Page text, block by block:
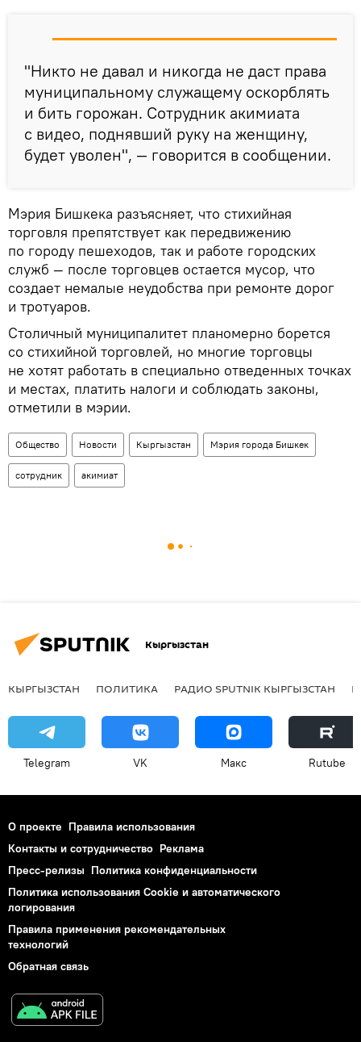
"Никто не давал и никогда не даст права
муниципальному служащему оскорблять
и бить горожан. Сотрудник акимиата
с видео, поднявший руку на женщину,
будет уволен", — говорится в сообщении.
Мэрия Бишкека разъясняет, что стихийная
торговля препятствует как передвижению
по городу пешеходов, так и работе городских
служб — после торговцев остается мусор, что
создает немалые неудобства при ремонте дорог
и тротуаров.
Столичный муниципалитет планомерно борется
со стихийной торговлей, но многие торговцы
не хотят работать в специально отведенных точках
и местах, платить налоги и соблюдать законы,
отметили в мэрии.
Общество Новости Кыргызстан Мэрия города Бишкек
сотрудник акимиат
Кыргызстан
КЫРГЫЗСТАН ПОЛИТИКА РАДИО SPUTNIK КЫРГЫЗСТАН
Telegram VK Макс Rutube
О проекте Правила использования
Контакты и сотрудничество Реклама
Пресс-релизы Политика конфиденциальности
Политика использования Cookie и автоматического
логирования
Правила применения рекомендательных
технологий
Обратная связь